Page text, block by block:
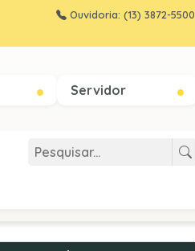
Ouvidoria: (13) 3872-5500
Servidor